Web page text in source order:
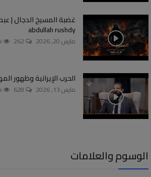
غضبة المسيخ الدجال |
abdullah rushdy
مارس 20, 2026 262
78.1k
الحرب الإيرانية وظهور
مارس 13, 2026 628
161.4k
الوسوم والعلامات